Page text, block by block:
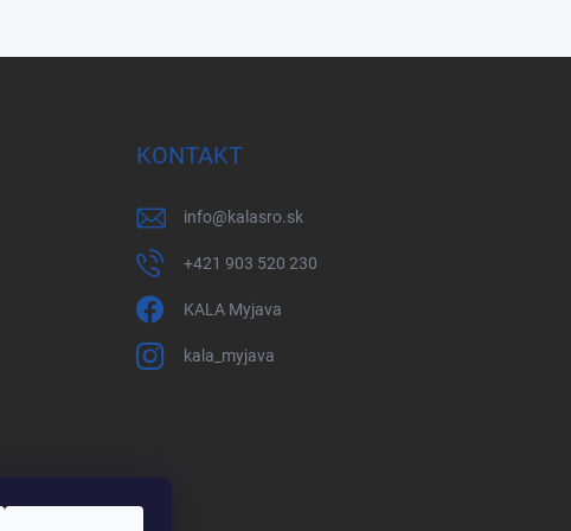
KONTAKT
info@kalasro.sk
+421 903 520 230
KALA Myjava
kala_myjava